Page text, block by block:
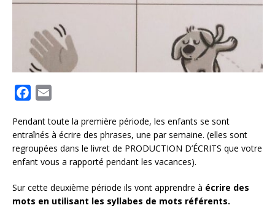
c
e
b
o
k
a
i
l
Pendant toute la première période, les enfants se sont
entraînés à écrire des phrases, une par semaine. (elles sont
regroupées dans le livret de PRODUCTION D’ÉCRITS que votre
enfant vous a rapporté pendant les vacances).
Sur cette deuxième période ils vont apprendre à écrire des
mots en utilisant les syllabes de mots référents.